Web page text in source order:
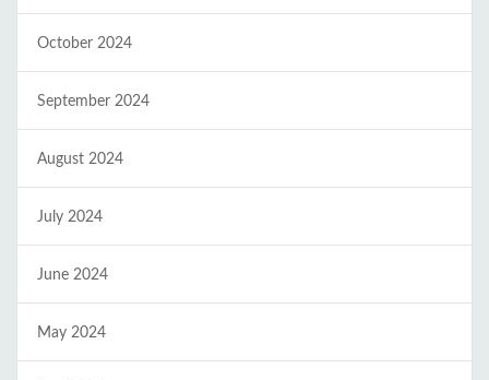
October 2024
September 2024
August 2024
July 2024
June 2024
May 2024